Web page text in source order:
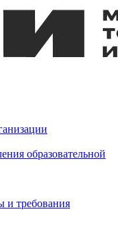
образовательной
и требования